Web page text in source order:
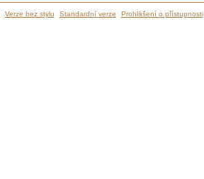
Verze bez stylu Standardní verze Prohlášení o přístupnosti